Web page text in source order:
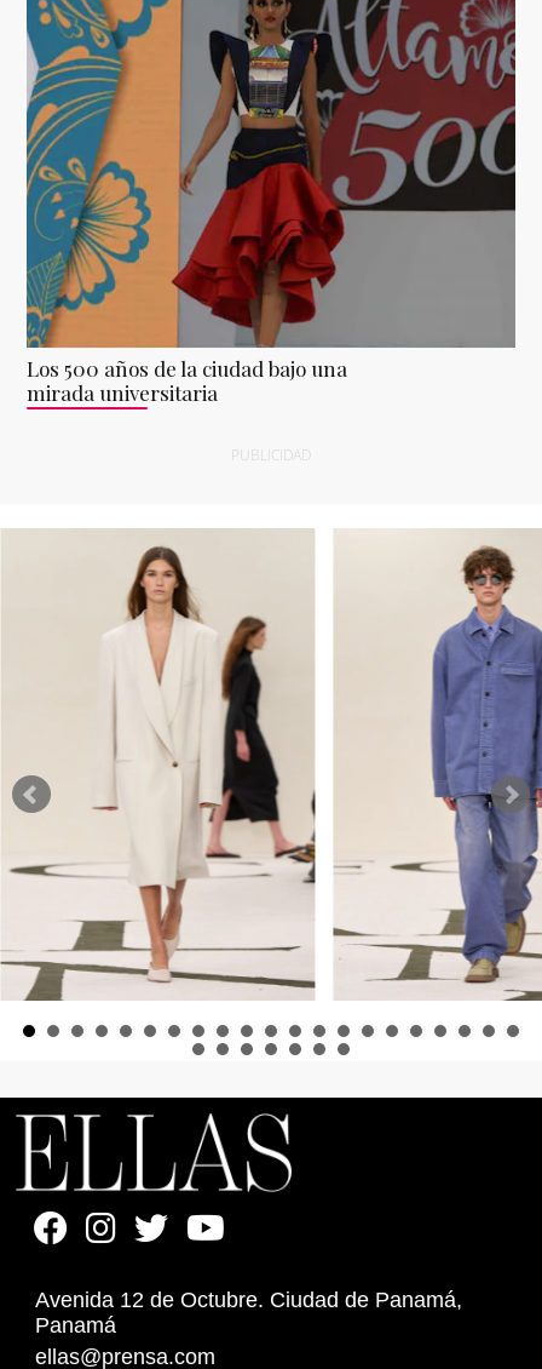
Los 500 años de la ciudad bajo una
mirada universitaria
PUBLICIDAD
Avenida 12 de Octubre. Ciudad de Panamá,
Panamá
ellas@prensa.com